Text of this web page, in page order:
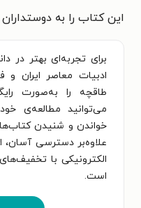
این کتاب را به
برای تجربه‌ای بهتر در
ادبیات معاصر ایران و
طاقچه را به‌صورت
می‌توانید مطالعه‌ی
خواندن و شنیدن
علاوه‌بر دسترسی آسان،
الکترونیکی با
است.